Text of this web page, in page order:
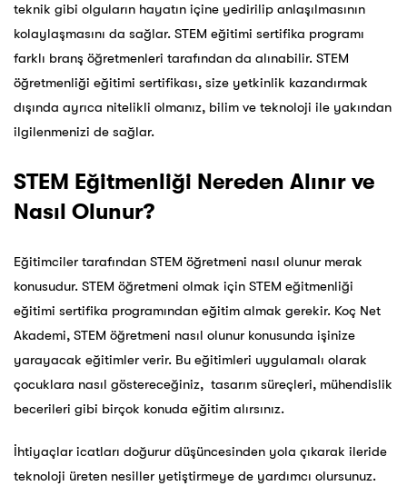
teknik gibi olguların hayatın içine yedirilip anlaşılmasının
kolaylaşmasını da sağlar. STEM eğitimi sertifika programı
farklı branş öğretmenleri tarafından da alınabilir. STEM
öğretmenliği eğitimi sertifikası, size yetkinlik kazandırmak
dışında ayrıca nitelikli olmanız, bilim ve teknoloji ile yakından
ilgilenmenizi de sağlar.
STEM Eğitmenliği Nereden Alınır ve
Nasıl Olunur?
Eğitimciler tarafından STEM öğretmeni nasıl olunur merak
konusudur. STEM öğretmeni olmak için STEM eğitmenliği
eğitimi sertifika programından eğitim almak gerekir. Koç Net
Akademi, STEM öğretmeni nasıl olunur konusunda işinize
yarayacak eğitimler verir. Bu eğitimleri uygulamalı olarak
çocuklara nasıl göstereceğiniz, tasarım süreçleri, mühendislik
becerileri gibi birçok konuda eğitim alırsınız.
İhtiyaçlar icatları doğurur düşüncesinden yola çıkarak ileride
teknoloji üreten nesiller yetiştirmeye de yardımcı olursunuz.